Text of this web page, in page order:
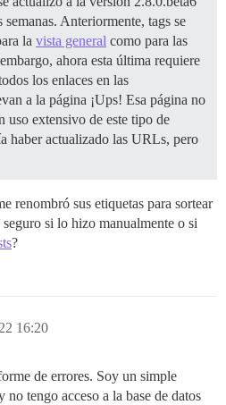
Anteriormente, tags se
la vista general como para las
ahora esta última requiere
los enlaces en las
a la página ¡Ups! Esa página no
uso extensivo de este tipo de
haber actualizado las URLs, pero
renombró sus etiquetas para sortear
si lo hizo manualmente o si
?
16:20
de errores. Soy un simple
tengo acceso a la base de datos